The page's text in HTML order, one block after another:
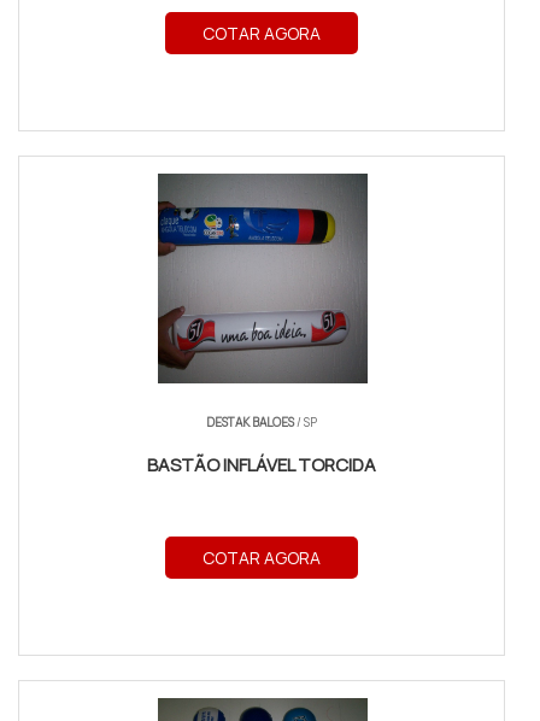
COTAR AGORA
DESTAK BALOES/ SP
BASTÃO INFLÁVEL TORCIDA
COTAR AGORA